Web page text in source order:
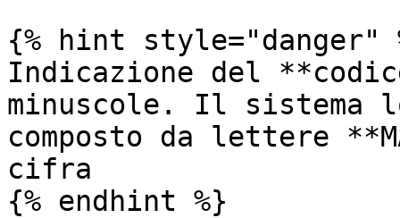
{% hint style="danger"
Indicazione del
minuscole. Il sistema
composto da lettere
cifra
{% endhint %}